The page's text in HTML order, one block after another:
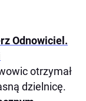
Odnowiciel.
otrzymał
dzielnicę.